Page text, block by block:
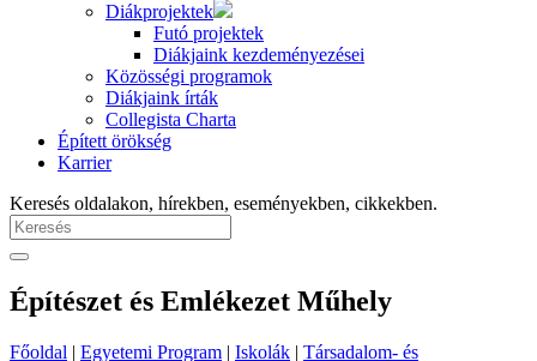
Diákprojektek
Futó projektek
Diákjaink kezdeményezései
Közösségi programok
Diákjaink írták
Collegista Charta
Épített örökség
Karrier
Keresés oldalakon, hírekben, eseményekben, cikkekben.
Építészet és Emlékezet Műhely
Főoldal | Egyetemi Program | Iskolák | Társadalom- és